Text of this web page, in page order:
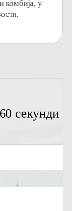
комбија, у
секунди